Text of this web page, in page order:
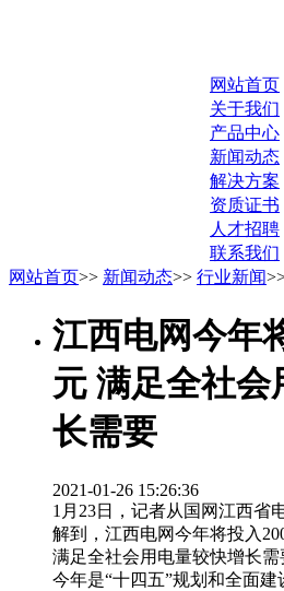
网站首页
关于我们
产品中心
新闻动态
解决方案
资质证书
人才招聘
联系我们
网站首页>> 新闻动态>> 行业新闻
江西电网今年
元 满足全社
长需要
2021-01-26 15:26:36
1月23日，记者从国网江西省
解到，江西电网今年将投入
满足全社会用电量较快增长需
今年是“十四五”规划和全面